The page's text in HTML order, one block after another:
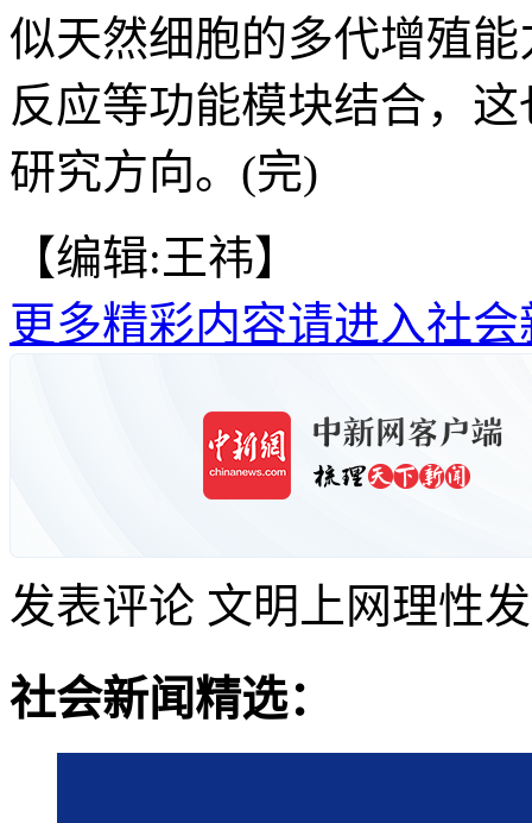
似天然细胞的多代增殖
反应等功能模块结合，
研究方向。(完)
【编辑:王祎】
更多精彩内容请进入社会
发表评论 文明上网理性
社会新闻精选：